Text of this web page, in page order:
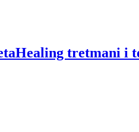
tretmani i